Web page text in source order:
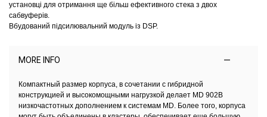
установці для отримання ще більш ефективного стека з двох
сабвуферів.
Вбудований підсилювальний модуль із DSP.
MORE INFO
Компактный размер корпуса, в сочетании с гибридной
конструкцией и высокомощными нагрузкой делает MD 902B
низкочастотных дополнением к системам MD. Более того, корпуса